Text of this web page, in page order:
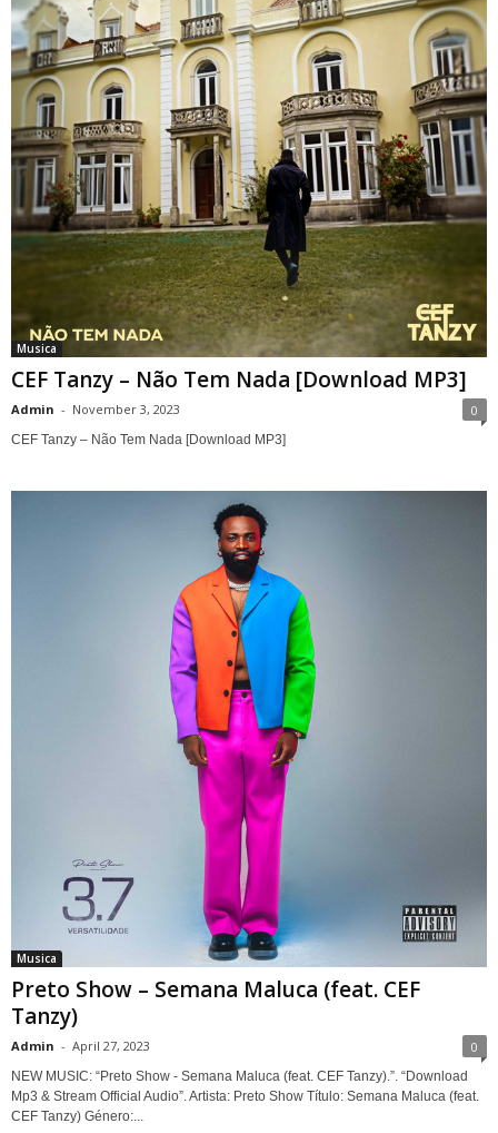
Musica
CEF Tanzy – Não Tem Nada [Download MP3]
Admin - November 3, 2023 0
CEF Tanzy – Não Tem Nada [Download MP3]
Musica
Preto Show – Semana Maluca (feat. CEF
Tanzy)
Admin - April 27, 2023 0
NEW MUSIC: “Preto Show - Semana Maluca (feat. CEF Tanzy).”. “Download
Mp3 & Stream Official Audio”. Artista: Preto Show Título: Semana Maluca (feat.
CEF Tanzy) Género:...